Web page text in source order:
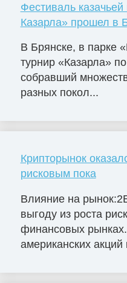
Фестиваль
Казарла» прошел в
В Брянске, в парке
турнир «Казарла»
собравший
разных покол...
Крипторынок
рисковым пока
Влияние на
выгоду из роста
финансовых
американских акций